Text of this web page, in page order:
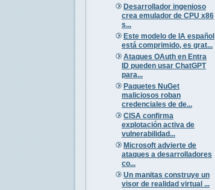
Desarrollador ingenioso
crea emulador de CPU x86
s...
Este modelo de IA español
está comprimido, es grat...
Ataques OAuth en Entra
ID pueden usar ChatGPT
para...
Paquetes NuGet
maliciosos roban
credenciales de de...
CISA confirma
explotación activa de
vulnerabilidad...
Microsoft advierte de
ataques a desarrolladores
co...
Un manitas construye un
visor de realidad virtual ...